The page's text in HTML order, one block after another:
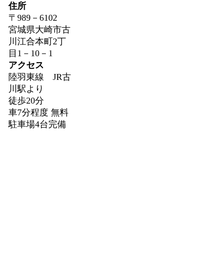
住所
〒989－6102
宮城県大崎市古
川江合本町2丁
目1－10－1
アクセス
陸羽東線 JR古
川駅より
徒歩20分
車7分程度 無料
駐車場4台完備